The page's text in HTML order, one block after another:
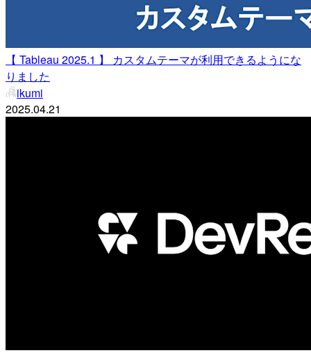
【 Tableau 2025.1 】 カスタムテーマが利用できるようにな
りました
ikumi
2025.04.21